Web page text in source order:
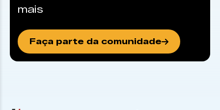
mais
Faça parte da comunidade